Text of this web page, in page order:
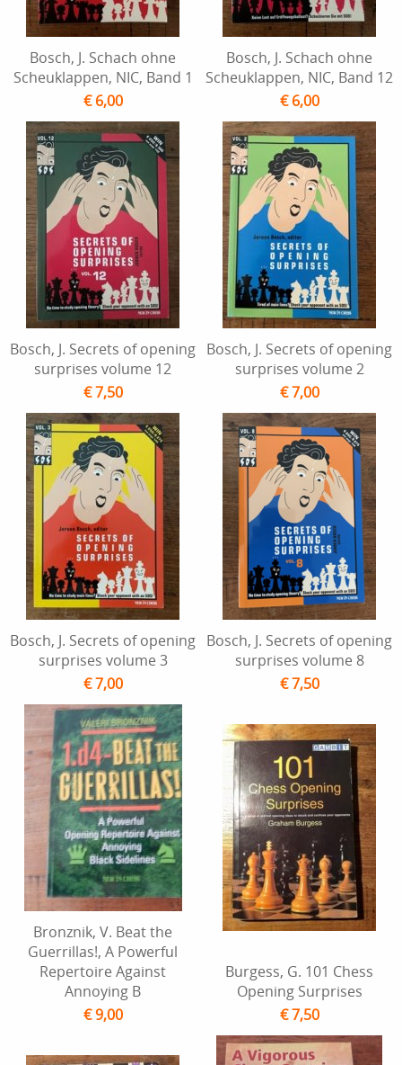
Bosch, J. Schach ohne
Scheuklappen, NIC, Band 1
€ 6,00
Bosch, J. Schach ohne
Scheuklappen, NIC, Band 12
€ 6,00
Bosch, J. Secrets of opening
surprises volume 12
€ 7,50
Bosch, J. Secrets of opening
surprises volume 2
€ 7,00
Bosch, J. Secrets of opening
surprises volume 3
€ 7,00
Bosch, J. Secrets of opening
surprises volume 8
€ 7,50
Bronznik, V. Beat the
Guerrillas!, A Powerful
Repertoire Against
Annoying B
€ 9,00
Burgess, G. 101 Chess
Opening Surprises
€ 7,50